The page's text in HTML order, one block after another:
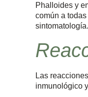
Phalloides y
común a
sintomatología.
Las
inmunológico